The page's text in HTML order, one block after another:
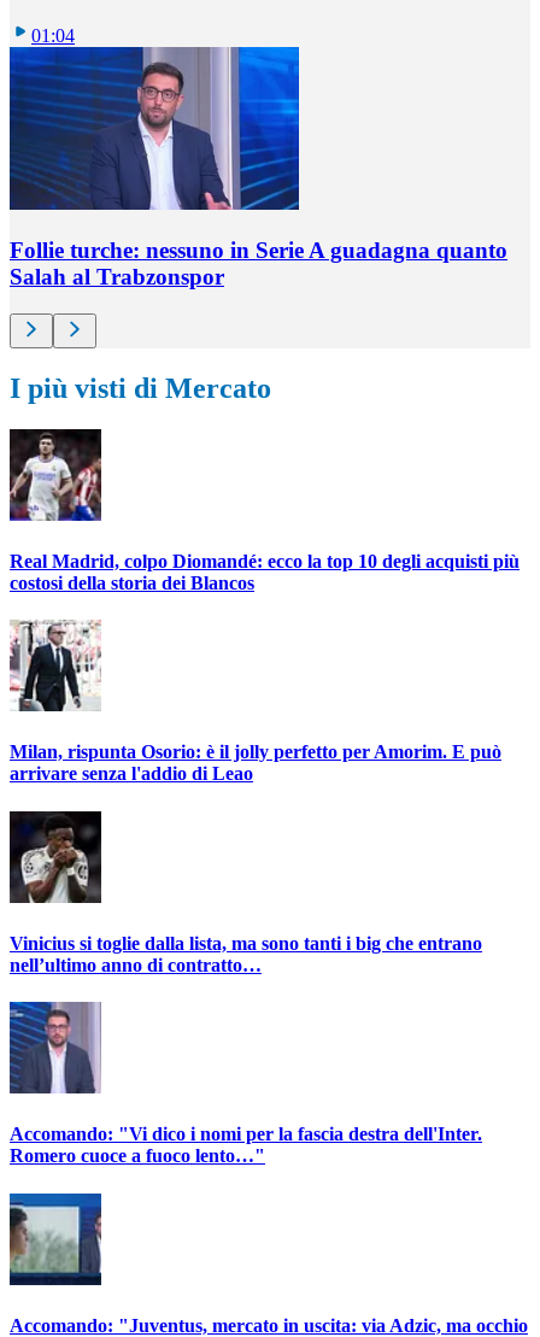
01:04
Follie turche: nessuno in Serie A guadagna quanto
Salah al Trabzonspor
I più visti di Mercato
Real Madrid, colpo Diomandé: ecco la top 10 degli acquisti più
costosi della storia dei Blancos
Milan, rispunta Osorio: è il jolly perfetto per Amorim. E può
arrivare senza l'addio di Leao
Vinicius si toglie dalla lista, ma sono tanti i big che entrano
nell’ultimo anno di contratto…
Accomando: "Vi dico i nomi per la fascia destra dell'Inter.
Romero cuoce a fuoco lento…"
Accomando: "Juventus, mercato in uscita: via Adzic, ma occhio